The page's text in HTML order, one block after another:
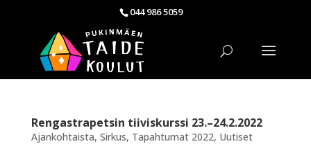
044 986 5059
Rengastrapetsin tiiviskurssi 23.–24.2.2022
Ajankohtaista, Sirkus, Tapahtumat 2022, Uutiset